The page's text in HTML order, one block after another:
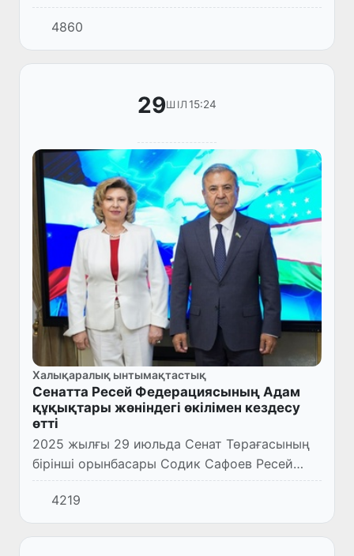
Өзбекстан делегациясы Женева қаласында
өтіп жатқан Парламент басшыларының 6-
Дүниежүзілік конференциясына қатысуд...
4860
29ШІЛ 15:24
Халықаралық ынтымақтастық
Сенатта Ресей Федерациясының Адам
құқықтары жөніндегі өкілімен кездесу
өтті
2025 жылғы 29 июльда Сенат Төрағасының
бірінші орынбасары Содик Сафоев Ресей
Федерациясының Адам құқықтары жөніндегі
өкілі Татьяна Москальковамен кездесу
өткізді.
4219